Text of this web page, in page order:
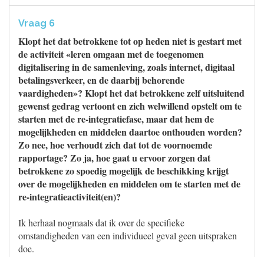
Vraag 6
Klopt het dat betrokkene tot op heden niet is gestart met
de activiteit «leren omgaan met de toegenomen
digitalisering in de samenleving, zoals internet, digitaal
betalingsverkeer, en de daarbij behorende
vaardigheden»? Klopt het dat betrokkene zelf uitsluitend
gewenst gedrag vertoont en zich welwillend opstelt om te
starten met de re-integratiefase, maar dat hem de
mogelijkheden en middelen daartoe onthouden worden?
Zo nee, hoe verhoudt zich dat tot de voornoemde
rapportage? Zo ja, hoe gaat u ervoor zorgen dat
betrokkene zo spoedig mogelijk de beschikking krijgt
over de mogelijkheden en middelen om te starten met de
re-integratieactiviteit(en)?
Ik herhaal nogmaals dat ik over de specifieke
omstandigheden van een individueel geval geen uitspraken
doe.